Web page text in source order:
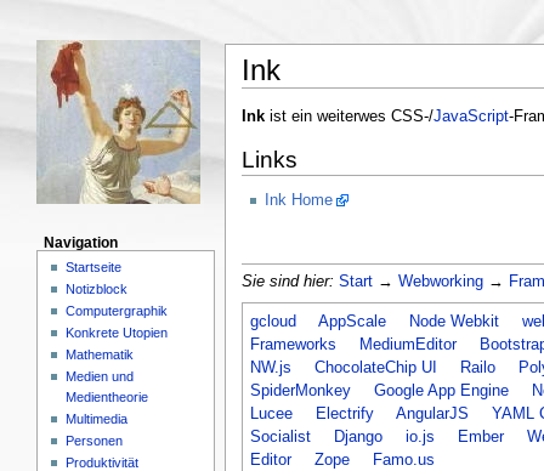
Ink
Inkist ein weiterwes CSS-/JavaScript-
Links
Ink Home
Sie sind hier: Start→ Webworking→
gcloud AppScale Node Webkit
Frameworks
MediumEditor
NW.js
ChocolateChip UI Railo
SpiderMonkey
Google App Engine
Lucee
Electrify AngularJS
YAML
Socialist
Django io.js Ember
Editor
Zope Famo.us
Navigation
Startseite
Notizblock
Computergraphik
Konkrete Utopien
Mathematik
Medien und
Medientheorie
Multimedia
Personen
Produktivität